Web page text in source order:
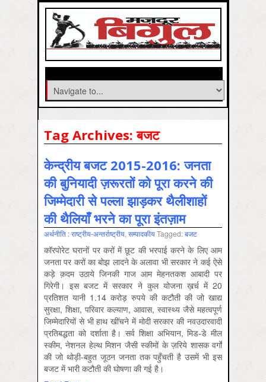
Tag Archives:बजट
केन्द्रीय बजट 2015-2016: जनता
की बुनियादी ज़रूरतों को पूरा करने की
जि‍‍म्मेदारी से पल्ला झाड़कर थैलीशाहों
की थैलियाँ भरने का पूरा इंतज़ाम
अर्थनीति : राष्‍ट्रीय-अन्‍तर्राष्‍ट्रीय, सम्‍पादकीयTagged:बजट
कॉरपोरेट घरानों पर करों में छूट की भरपाई करने के लिए आम
जनता पर करों का बोझ लादने के अलावा भी सरकार ने कई ऐसे
कड़े क़दम उठाये जिनकी गाज आम मेहनतकश आबादी पर
गिरेगी। इस बजट में सरकार ने कुल योजना ख़र्च में 20
प्रतिशत यानी 1.14 करोड़ रुपये की कटौती की जो खाद्य
सुरक्षा, शिक्षा, परिवार कल्याण, आवास, स्वास्थ्य जैसे महत्वपूर्ण
जिम्मेदारियों से भी हाथ खींचने में मोदी सरकार की नवउदारवादी
प्रतिबद्धता को दर्शाता है। सर्व शिक्षा अभियान, मिड-डे मील
स्कीम, नेशनल हेल्थ मिशन जैसी स्कीमों के ज़रिये शासक वर्गों
की जो थोड़ी-बहुत जूठन जनता तक पहुँचती है उसमें भी इस
बजट में भारी कटौती की घोषणा की गई है।